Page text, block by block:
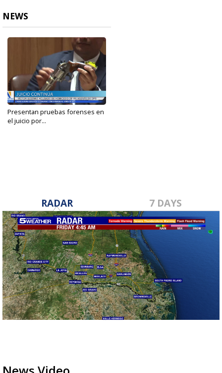
NEWS
Presentan pruebas forenses en
el juicio por...
RADAR 7 DAYS